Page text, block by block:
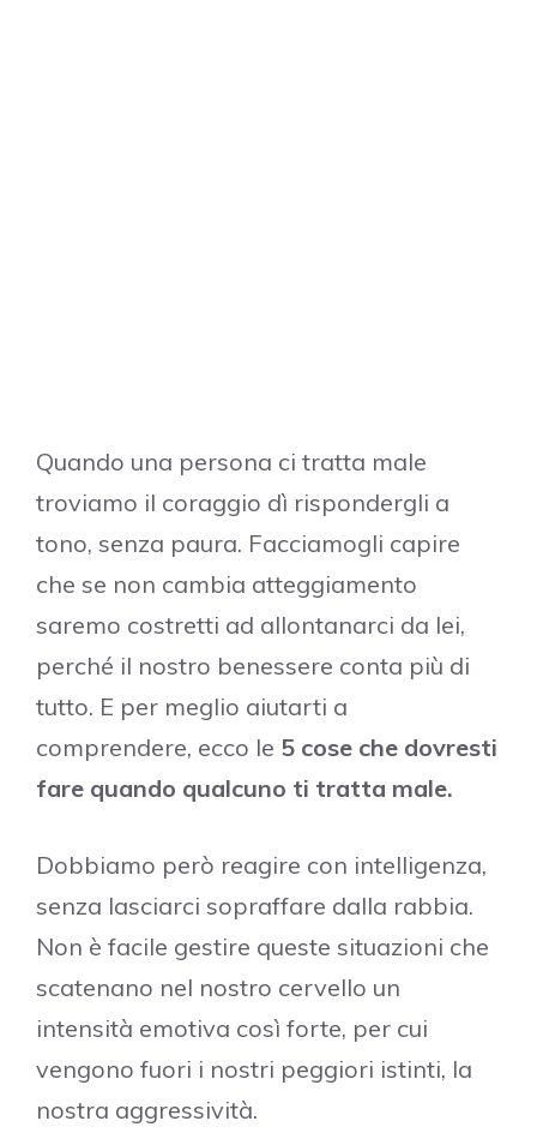
Quando una persona ci tratta male
troviamo il coraggio dì rispondergli a
tono, senza paura. Facciamogli capire
che se non cambia atteggiamento
saremo costretti ad allontanarci da lei,
perché il nostro benessere conta più di
tutto. E per meglio aiutarti a
comprendere, ecco le 5 cose che dovresti
fare quando qualcuno ti tratta male.
Dobbiamo però reagire con intelligenza,
senza lasciarci sopraffare dalla rabbia.
Non è facile gestire queste situazioni che
scatenano nel nostro cervello un
intensità emotiva così forte, per cui
vengono fuori i nostri peggiori istinti, la
nostra aggressività.